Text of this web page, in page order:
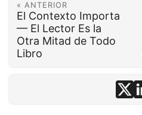
« ANTERIOR
El Contexto Importa
— El Lector Es la
Otra Mitad de Todo
Libro